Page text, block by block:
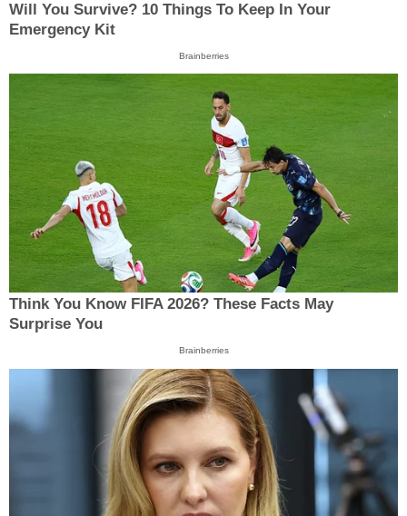
Will You Survive? 10 Things To Keep In Your
Emergency Kit
Brainberries
Think You Know FIFA 2026? These Facts May
Surprise You
Brainberries